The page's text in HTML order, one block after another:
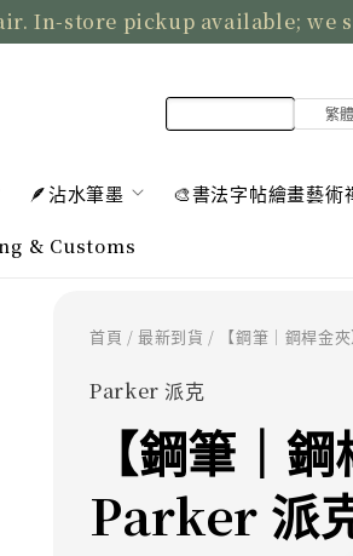
In-store pickup available; we
🪶沾水筆墨 🎨書法字帖繪畫藝術
& Customs
首頁 /最新到貨 / 【鋼筆｜鋼桿金
Parker 派克
【鋼筆｜鋼
Parker 派